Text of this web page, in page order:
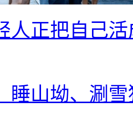
人正把自己活
睡山坳、涮